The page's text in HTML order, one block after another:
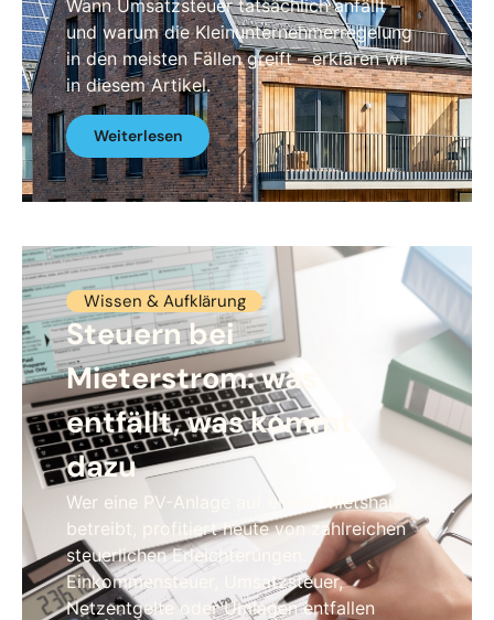
Wann Umsatzsteuer tatsächlich anfällt –
und warum die Kleinunternehmerregelung
in den meisten Fällen greift – erklären wir
in diesem Artikel.
Weiterlesen
Wissen & Aufklärung
Steuern bei
Mieterstrom: was
entfällt, was kommt
dazu
Wer eine PV-Anlage auf einem Mietshaus
betreibt, profitiert heute von zahlreichen
steuerlichen Erleichterungen.
Einkommensteuer, Umsatzsteuer,
Netzentgelte oder Umlagen entfallen